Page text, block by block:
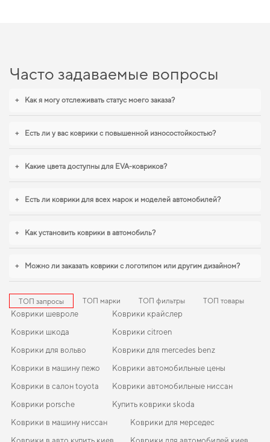
Часто задаваемые вопросы
+ Как я могу отслеживать статус моего заказа?
+ Есть ли у вас коврики с повышенной износостойкостью?
+ Какие цвета доступны для EVA-ковриков?
+ Есть ли коврики для всех марок и моделей автомобилей?
+ Как установить коврики в автомобиль?
+ Можно ли заказать коврики с логотипом или другим дизайном?
ТОП запросы ТОП марки ТОП фильтры ТОП товары
Коврики шевроле
Коврики шкода
Коврики для вольво
Коврики в машину пежо
Коврики в салон toyota
Коврики porsche
Коврики крайслер
Коврики citroen
Коврики для mercedes benz
Коврики автомобильные цены
Коврики автомобильные ниссан
Купить коврики skoda
Коврики в машину ниссан
Коврики для мерседес